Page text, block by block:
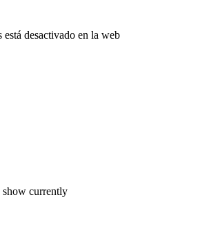
desactivado en la web
show currently